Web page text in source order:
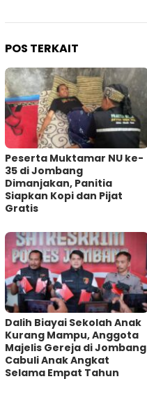
POS TERKAIT
Peserta Muktamar NU ke-
35 di Jombang
Dimanjakan, Panitia
Siapkan Kopi dan Pijat
Gratis
Dalih Biayai Sekolah Anak
Kurang Mampu, Anggota
Majelis Gereja di Jombang
Cabuli Anak Angkat
Selama Empat Tahun